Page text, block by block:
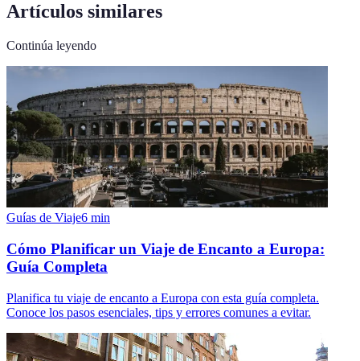
Artículos similares
Continúa leyendo
Guías de Viaje6 min
Cómo Planificar un Viaje de Encanto a Europa:
Guía Completa
Planifica tu viaje de encanto a Europa con esta guía completa.
Conoce los pasos esenciales, tips y errores comunes a evitar.